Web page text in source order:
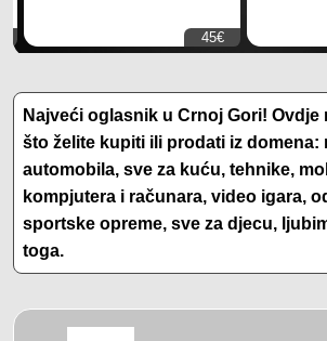
45€
Najveći oglasnik u Crnoj Gori! Ovdje
što želite kupiti ili prodati iz domena:
automobila, sve za kuću, tehnike,
kompjutera i računara, video igara,
sportske opreme, sve za djecu,
toga.